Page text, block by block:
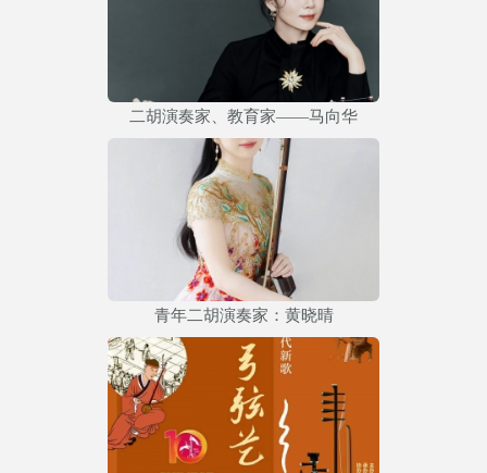
二胡演奏家、教育家——马向华
青年二胡演奏家：黄晓晴